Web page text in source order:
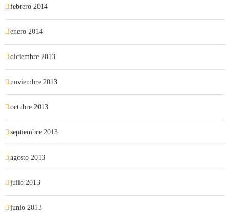
febrero 2014
enero 2014
diciembre 2013
noviembre 2013
octubre 2013
septiembre 2013
agosto 2013
julio 2013
junio 2013